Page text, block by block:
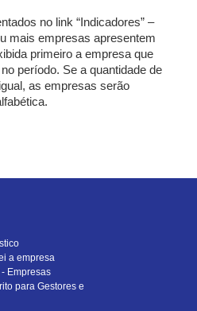
no link “Indicadores” –
mais empresas apresentem
primeiro a empresa que
período. Se a quantidade de
as empresas serão
a empresa
Empresas
para Gestores e